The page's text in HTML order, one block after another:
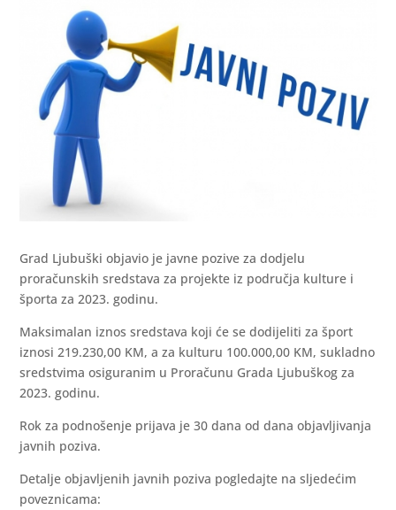
Grad Ljubuški objavio je javne pozive za dodjelu
proračunskih sredstava za projekte iz područja kulture i
športa za 2023. godinu.
Maksimalan iznos sredstava koji će se dodijeliti za šport
iznosi 219.230,00 KM, a za kulturu 100.000,00 KM, sukladno
sredstvima osiguranim u Proračunu Grada Ljubuškog za
2023. godinu.
Rok za podnošenje prijava je 30 dana od dana objavljivanja
javnih poziva.
Detalje objavljenih javnih poziva pogledajte na sljedećim
poveznicama: